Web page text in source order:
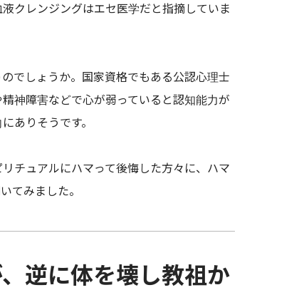
クレンジングはエセ医学だと指摘していま
でしょうか。国家資格でもある公認心理士
神障害などで心が弱っていると認知能力が
ありそうです。
チュアルにハマって後悔した方々に、ハマ
てみました。
逆に体を壊し教祖か